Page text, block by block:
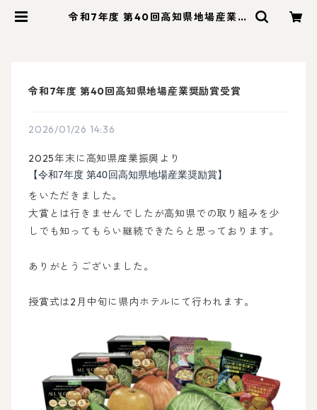
令和7年度 第40回高知県地場産業奨
令和7年度 第40回高知県地場産業奨励賞受賞
2026/01/26 14:36
2025年末に高知県産業振興より
【令和7年度 第40回高知県地場産業奨励賞】
をいただきました。
大賞とは行きませんでしたが高知県での取り組みを少
しでも知ってもらい継続できたらと思っております。
ありがとうございました。
授賞式は2月中旬に県内ホテルにて行われます。